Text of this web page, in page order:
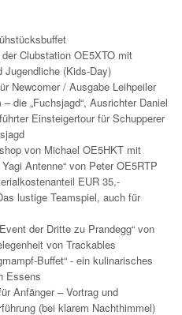
Clubstation OE5XTO mit
Jugendliche (Kids-Day)
Newcomer / Ausgabe Leihpeiler
die „Fuchsjagd“, Ausrichter Daniel
Einsteigertour für Schupperer
von Michael OE5HKT mit
Antenne“ von Peter OE5RTP
EUR 35,-
lustige Teamspiel, auch für
der Dritte zu Prandegg“ von
von Trackables
Buffet“ - ein kulinarisches
Essens
Anfänger – Vortrag und
(bei klarem Nachthimmel)